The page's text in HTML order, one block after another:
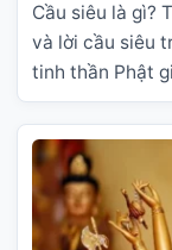
Cầu siêu là gì?
và lời cầu siêu
tinh thần Phật